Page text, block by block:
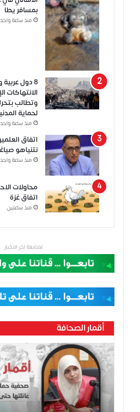
بمسافر يطا
منذ ساعة
8 دول
الانتهاكات
وتطالب
لحماية
منذ ساعة
اتفاق
نتنياهو
منذ ساعة
محاولات
اتفاق غزة
منذ ساعتين
لمتابعة اخر الاخبار
أقمار الصحافة
حنين
بارود..صحفية
حملت
الكاميرا
وهموم
عائلتها